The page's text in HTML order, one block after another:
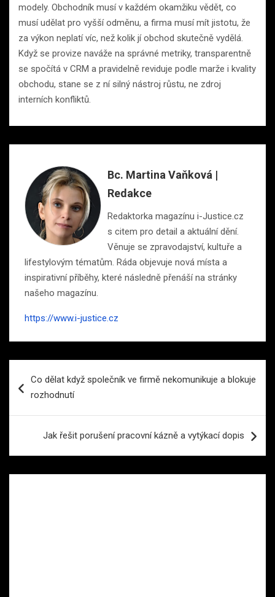
modely. Obchodník musí v každém okamžiku vědět, co
musí udělat pro vyšší odměnu, a firma musí mít jistotu, že
za výkon neplatí víc, než kolik jí obchod skutečně vydělá.
Když se provize naváže na správné metriky, transparentně
se spočítá v CRM a pravidelně reviduje podle marže i kvality
obchodu, stane se z ní silný nástroj růstu, ne zdroj
interních konfliktů.
Bc. Martina Vaňková |
Redakce
Redaktorka magazínu i-Justice.cz
s citem pro detail a aktuální dění.
Věnuje se zpravodajství, kultuře a
lifestylovým tématům. Ráda objevuje nová místa a
inspirativní příběhy, které následně přenáší na stránky
našeho magazínu.
https://www.i-justice.cz
proCo dělat když společník ve firmě nekomunikuje a blokuje
rozhodnutí
Jak řešit porušení pracovní kázně a vytýkací dopis